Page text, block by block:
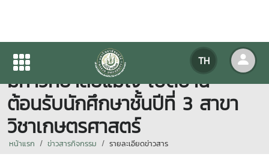
TH
ศูนย์วิจัยและพัฒนากัญชง
มหาวิทยาลัยแม่โจ้ เปิดบ้าน
ต้อนรับนักศึกษาชั้นปีที่ 3 สาขา
วิชาเกษตรศาสตร์
หน้าแรก ข่าวสารกิจกรรม รายละเอียดข่าวสาร